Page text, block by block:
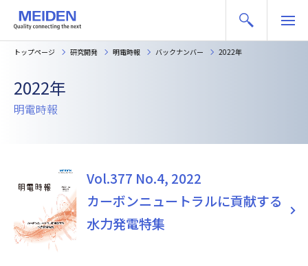
トップページ 研究開発 明電時報 バックナンバー 2022年
2022年
明電時報
Vol.377 No.4, 2022
カーボンニュートラルに貢献する
水力発電特集